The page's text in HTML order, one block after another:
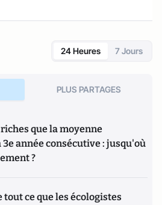
24 Heures 7 Jours
PLUS PARTAGES
que la moyenne
année consécutive : jusqu'où
?
tout ce que les écologistes